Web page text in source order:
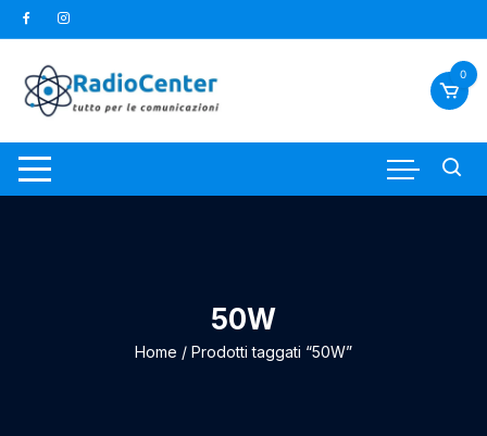
al
contenuto
0
50W
Home / Prodotti taggati “50W”